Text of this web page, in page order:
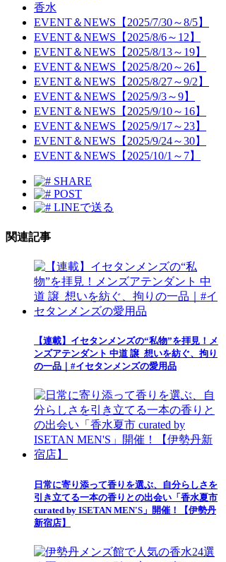
香水
EVENT＆NEWS【2025/7/30～8/5】
EVENT＆NEWS【2025/8/6～12】
EVENT＆NEWS【2025/8/13～19】
EVENT＆NEWS【2025/8/20～26】
EVENT＆NEWS【2025/8/27～9/2】
EVENT＆NEWS【2025/9/3～9】
EVENT＆NEWS【2025/9/10～16】
EVENT＆NEWS【2025/9/17～23】
EVENT＆NEWS【2025/9/24～30】
EVENT＆NEWS【2025/10/1～7】
SHARE
POST
LINEで送る
関連記事
【連載】イセタンメンズの“私物”を拝見！メ
ンズアテンダント 中道 譲_想いを紡ぐ、拘り
の一品｜#イセタンメンズの愛用品
日常に寄り添って香りを選ぶ、自分らしさを
引き立てる一本の香りとの出会い「香水夏市
curated by ISETAN MEN'S」開催！【伊勢丹
新宿店】